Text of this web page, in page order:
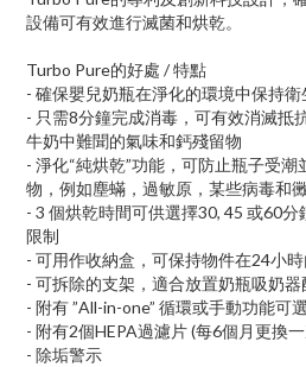
設備可有效進行滅菌和烘乾。
Turbo Pure的好處 / 特點
- 確保嬰兒奶瓶在淨化的環境中保持衛
- 只需8分鐘完成消毒，可有效消滅抵
牛奶中難聞的氣味和鈣殘留物
- 淨化“純烘乾”功能，可防止瓶子受
物，例如塵蟎，過敏原，某些病毒和
- 3 個烘乾時間可供選擇30, 45 或60
限制
- 可用作收納盒，可保持物件在24小
- 可拆除的支架，適合放置奶瓶吸奶
- 附有 ”All-in-one” 循環或手動功能可
- 附有2個HEPA過濾片 (每6個月更換
- 除垢警示